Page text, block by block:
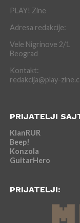
PLAY! Zine
Adresa redakcije:
Vele Nigrinove 2/1
Beograd
Kontakt:
redakcija@play-
PRIJATELJI
KlanRUR
Beep!
Konzola
GuitarHero
PRIJATELJI: